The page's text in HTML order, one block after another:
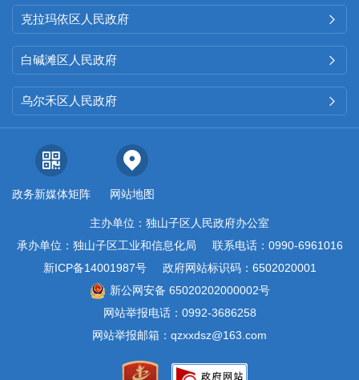
克拉玛依区人民政府 
白碱滩区人民政府 
乌尔禾区人民政府 
政务新媒体矩阵 网站地图
主办单位：独山子区人民政府办公室
承办单位：独山子区工业和信息化局
联系电话：0990-6961016
新ICP备14001987号
政府网站标识码：6502020001
新公网安备 65020202000002号
网站举报电话：0992-3686258
网站举报邮箱：qzxxdsz@163.com